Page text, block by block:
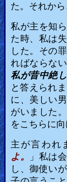
た。それか
私が主を知
た時、私は
した。その
ればならな
私が昔中絶
と答えられ
に、美しい
がいました
をこちらに向
主が言われ
よ。
」私は
し、御使い